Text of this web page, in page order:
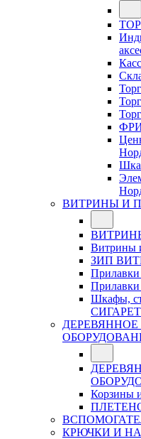
ВИТРИНЫ И
Витрины
ЗИП
Прилавки
Шкафы,
СИГАРЕТ
ДЕРЕВЯННОЕ
КРЮЧКИ И